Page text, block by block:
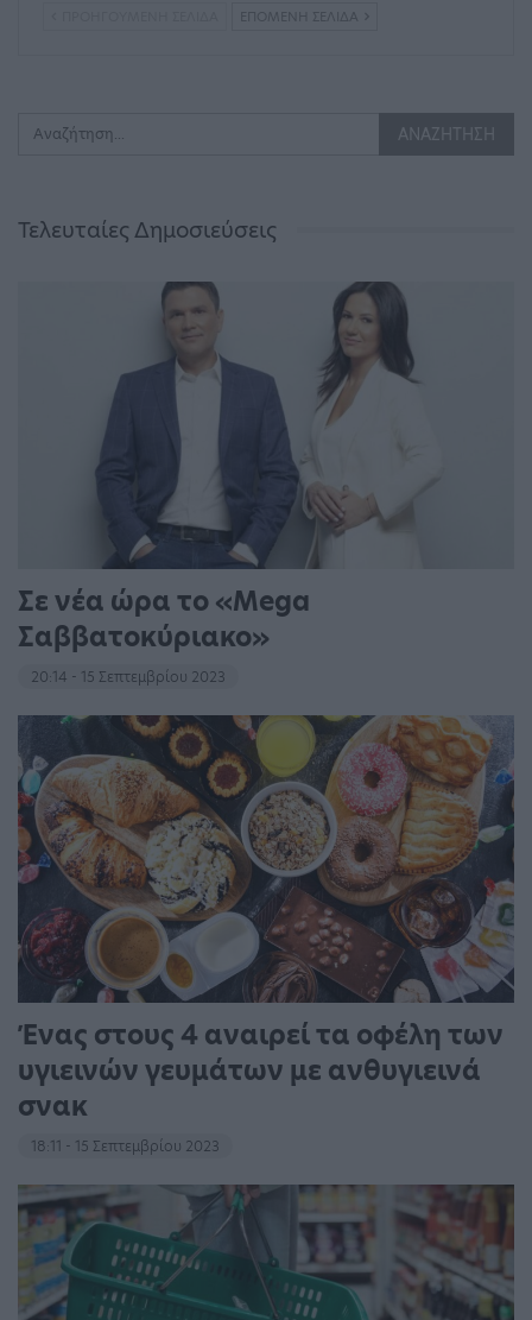
ΕΠΌΜΕΝΗ ΣΕΛΊΔΑ
Τελευταίες Δημοσιεύσεις
Σε νέα ώρα το «Mega
Σαββατοκύριακο»
20:14 - 15 Σεπτεμβρίου 2023
Ένας στους 4 αναιρεί τα οφέλη των
υγιεινών γευμάτων με ανθυγιεινά
σνακ
18:11 - 15 Σεπτεμβρίου 2023